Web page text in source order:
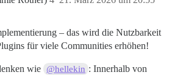
– das wird die Nutzbarkeit
für viele Communities erhöhen!
wie @hellekin : Innerhalb von